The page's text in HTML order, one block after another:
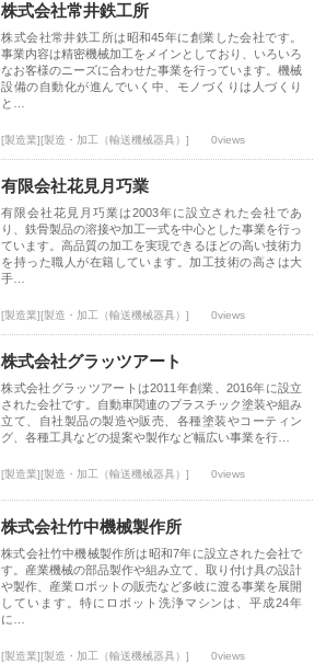
株式会社常井鉄工所
株式会社常井鉄工所は昭和45年に創業した会社です。
事業内容は精密機械加工をメインとしており、いろいろ
なお客様のニーズに合わせた事業を行っています。機械
設備の自動化が進んでいく中、モノづくりは人づくり
と…
[製造業][製造・加工（輸送機械器具）] 0views
有限会社花見月巧業
有限会社花見月巧業は2003年に設立された会社であ
り、鉄骨製品の溶接や加工一式を中心とした事業を行っ
ています。高品質の加工を実現できるほどの高い技術力
を持った職人が在籍しています。加工技術の高さは大
手…
[製造業][製造・加工（輸送機械器具）] 0views
株式会社グラッツアート
株式会社グラッツアートは2011年創業、2016年に設立
された会社です。自動車関連のプラスチック塗装や組み
立て、自社製品の製造や販売、各種塗装やコーティン
グ、各種工具などの提案や製作など幅広い事業を行…
[製造業][製造・加工（輸送機械器具）] 0views
株式会社竹中機械製作所
株式会社竹中機械製作所は昭和7年に設立された会社で
す。産業機械の部品製作や組み立て、取り付け具の設計
や製作、産業ロボットの販売など多岐に渡る事業を展開
しています。特にロボット洗浄マシンは、平成24年
に…
[製造業][製造・加工（輸送機械器具）] 0views